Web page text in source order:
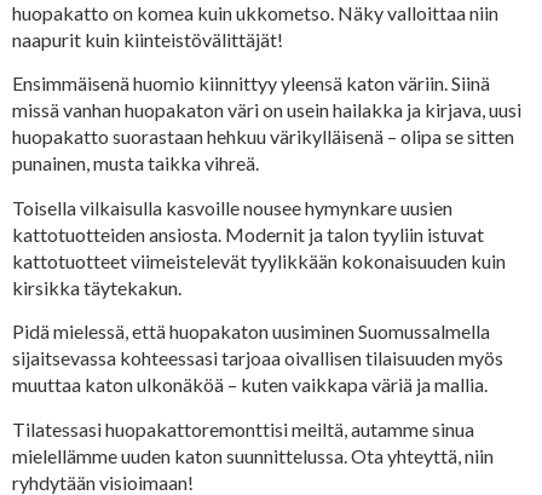
huopakatto on komea kuin ukkometso. Näky valloittaa niin
naapurit kuin kiinteistövälittäjät!
Ensimmäisenä huomio kiinnittyy yleensä katon väriin. Siinä
missä vanhan huopakaton väri on usein hailakka ja kirjava, uusi
huopakatto suorastaan hehkuu värikylläisenä – olipa se sitten
punainen, musta taikka vihreä.
Toisella vilkaisulla kasvoille nousee hymynkare uusien
kattotuotteiden ansiosta. Modernit ja talon tyyliin istuvat
kattotuotteet viimeistelevät tyylikkään kokonaisuuden kuin
kirsikka täytekakun.
Pidä mielessä, että huopakaton uusiminen Suomussalmella
sijaitsevassa kohteessasi tarjoaa oivallisen tilaisuuden myös
muuttaa katon ulkonäköä – kuten vaikkapa väriä ja mallia.
Tilatessasi huopakattoremonttisi meiltä, autamme sinua
mielellämme uuden katon suunnittelussa. Ota yhteyttä, niin
ryhdytään visioimaan!